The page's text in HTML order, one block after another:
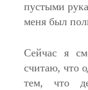
пустыми
меня был
Сейчас я
считаю, что
тем, что